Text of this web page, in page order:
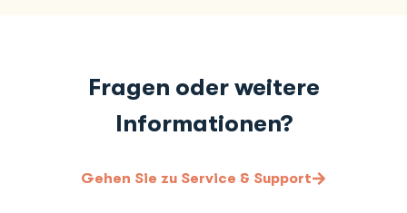
Fragen oder weitere
Informationen?
Gehen Sie zu Service & Support